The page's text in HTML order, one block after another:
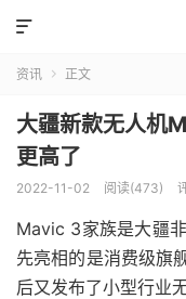

资讯  正文
大疆新款无人机
更高了
2022-11-02 阅读(473)
Mavic 3家族是大疆
先亮相的是消费级旗
后又发布了小型行业